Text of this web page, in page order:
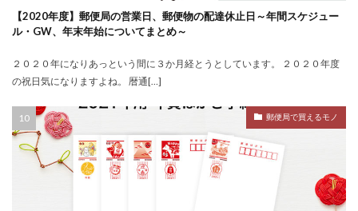
【2020年度】郵便局の営業日、郵便物の配達休止日～年間スケジュー
ル・GW、年末年始についてまとめ～
２０２０年になりあっという間に３か月経とうとしています。 ２０２０年度
の祝日気になりますよね。 暦通[…]
郵便局で買えるモノ